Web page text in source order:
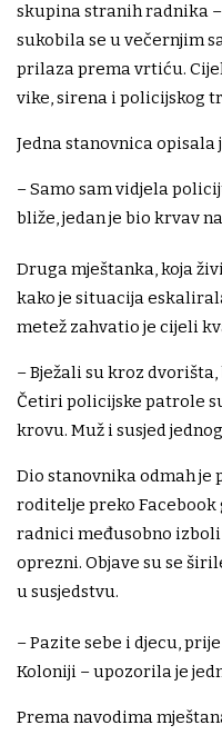
skupina stranih radnika
sukobila se u večernjim
prilaza prema vrtiću.
vike, sirena i policijskog
Jedna stanovnica opisala
– Samo sam vidjela
bliže, jedan je bio krvav
Druga mještanka, koja
kako je situacija
metež zahvatio je cijeli
– Bježali su kroz
Četiri policijske patrole
krovu. Muž i susjed
Dio stanovnika odmah je
roditelje preko Facebook
radnici međusobno
oprezni. Objave su se
u susjedstvu.
– Pazite sebe i djecu,
Koloniji – upozorila je
Prema navodima